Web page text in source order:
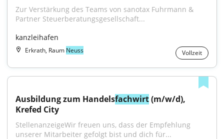
Zur Verstärkung des Teams von sanotax Fuhrmann &
Partner Steuerberatungsgesellschaft...
kanzleihafen
Erkrath, Raum Neuss Vollzeit
Ausbildung zum Handelsfachwirt (m/w/d),
Krefed City
StellenanzeigeWir freuen uns, dass der Empfehlung
unserer Mitarbeiter gefolgt bist und dich für...